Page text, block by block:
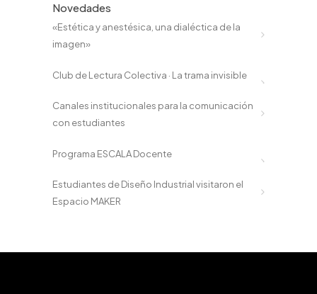
Novedades
«Estética y anestésica, una dialéctica de la
imagen»
Club de Lectura Colectiva · La trama invisible
Canales institucionales para la comunicación
con estudiantes
Programa ESCALA Docente
Estudiantes de Diseño Industrial visitaron el
Espacio MAKER